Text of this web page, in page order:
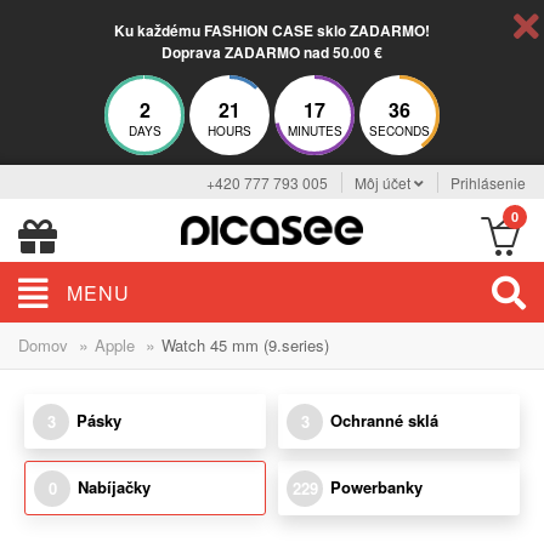
Ku každému FASHION CASE sklo ZADARMO!
Doprava ZADARMO nad 50.00 €
2
DAYS
21
HOURS
17
MINUTES
36
SECONDS
+420 777 793 005 Môj účet Prihlásenie
0
MENU
Domov » Apple » Watch 45 mm (9.series)
3 Pásky 3 Ochranné sklá
0 Nabíjačky 229 Powerbanky